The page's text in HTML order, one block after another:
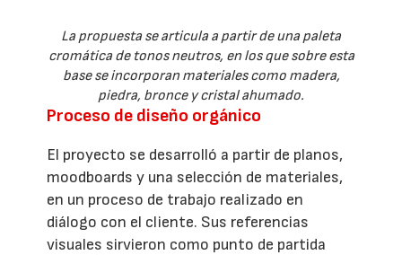
La propuesta se articula a partir de una paleta
cromática de tonos neutros, en los que sobre esta
base se incorporan materiales como madera,
piedra, bronce y cristal ahumado.
Proceso de diseño orgánico
El proyecto se desarrolló a partir de planos,
moodboards y una selección de materiales,
en un proceso de trabajo realizado en
diálogo con el cliente. Sus referencias
visuales sirvieron como punto de partida